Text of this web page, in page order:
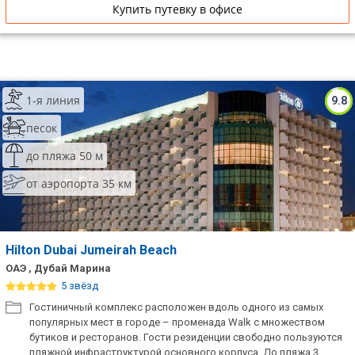
Купить путевку в офисе
9.8
1-я линия
песок
до пляжа 50 м
от аэропорта 35 км
Hilton Dubai Jumeirah Beach
ОАЭ , Дубай Марина
5 звёзд
Гостиничный комплекс расположен вдоль одного из самых
популярных мест в городе – променада Walk с множеством
бутиков и ресторанов. Гости резиденции свободно пользуются
пляжной инфраструктурой основного корпуса. До пляжа 3